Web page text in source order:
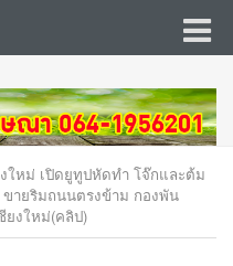
ใหม่ เปิดยูทูปหัดทำ โจ๊กและต้ม
ขายริมถนนตรงข้าม กองพัน
ยงใหม่(คลิป)